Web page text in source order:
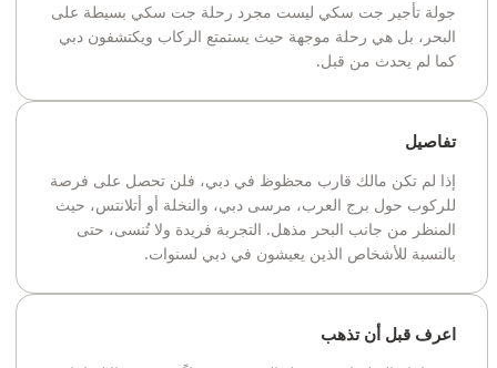
جولة تأجير جت سكي ليست مجرد رحلة جت سكي بسيطة على
البحر، بل هي رحلة موجهة حيث يستمتع الركاب ويكتشفون دبي
كما لم يحدث من قبل.
تفاصيل
إذا لم تكن مالك قارب محظوظ في دبي، فلن تحصل على فرصة
للركوب حول برج العرب، مرسى دبي، والنخلة أو أتلانتس، حيث
المنظر من جانب البحر مذهل. التجربة فريدة ولا تُنسى، حتى
بالنسبة للأشخاص الذين يعيشون في دبي لسنوات.
اعرف قبل أن تذهب